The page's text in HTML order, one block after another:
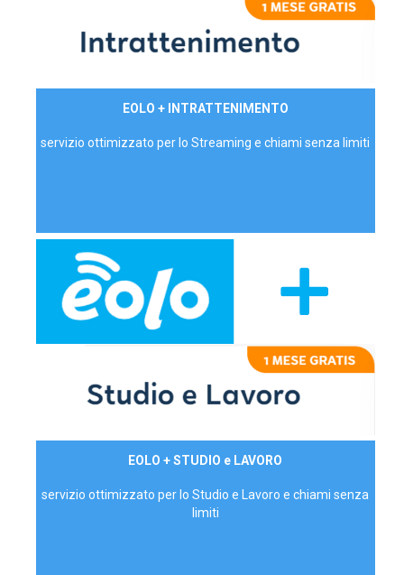
EOLO + INTRATTENIMENTO
servizio ottimizzato per lo Streaming e chiami senza limiti
EOLO + STUDIO e LAVORO
servizio ottimizzato per lo Studio e Lavoro e chiami senza
limiti